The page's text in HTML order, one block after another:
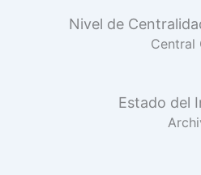
Nivel de
Central
Estado del